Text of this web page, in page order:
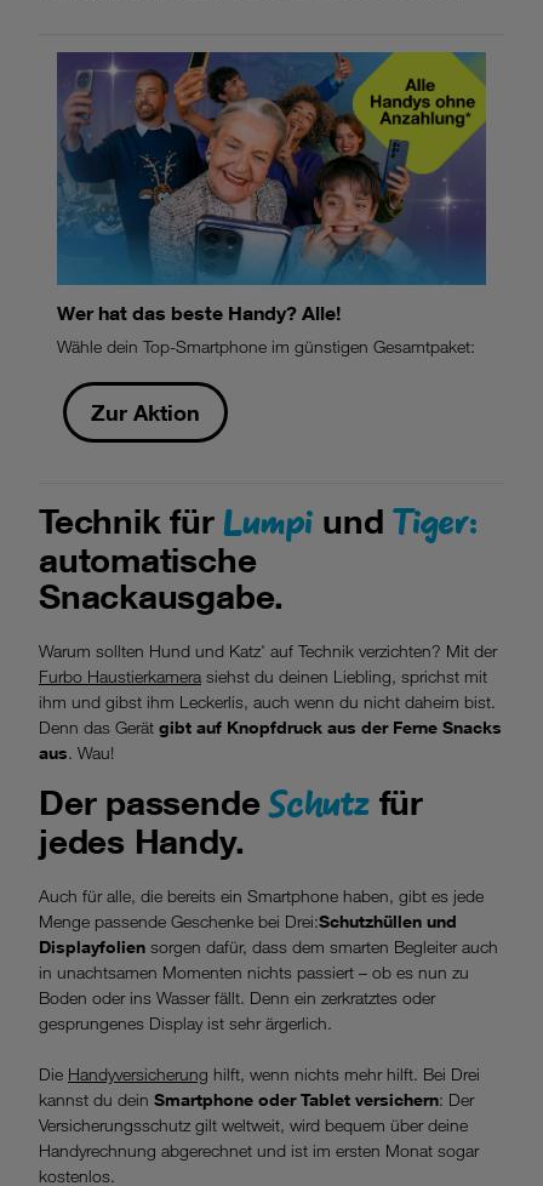
Wer hat das beste Handy? Alle!
Wähle dein Top-Smartphone im günstigen Gesamtpaket:
Zur Aktion
Technik für Lumpi undTiger:
automatische
Snackausgabe.
Warum sollten Hund und Katz' auf Technik verzichten? Mit der
Furbo Haustierkamera siehst du deinen Liebling, sprichst mit
ihm und gibst ihm Leckerlis, auch wenn du nicht daheim bist.
Denn das Gerät gibt auf Knopfdruck aus der Ferne Snacks
aus. Wau!
Der passende Schutzfür
jedes Handy.
Auch für alle, die bereits ein Smartphone haben, gibt es jede
Menge passende Geschenke bei Drei:Schutzhüllen und
Displayfolien sorgen dafür, dass dem smarten Begleiter auch
in unachtsamen Momenten nichts passiert – ob es nun zu
Boden oder ins Wasser fällt. Denn ein zerkratztes oder
gesprungenes Display ist sehr ärgerlich.
Die Handyversicherung hilft, wenn nichts mehr hilft. Bei Drei
kannst du dein Smartphone oder Tablet versichern: Der
Versicherungsschutz gilt weltweit, wird bequem über deine
Handyrechnung abgerechnet und ist im ersten Monat sogar
kostenlos.